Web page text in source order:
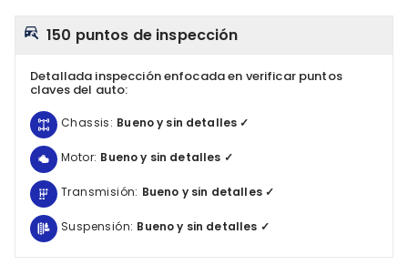
150 puntos de inspección
Detallada inspección enfocada en verificar puntos
claves del auto:
Chassis: Bueno y sin detalles ✓
Motor: Bueno y sin detalles ✓
Transmisión: Bueno y sin detalles ✓
Suspensión: Bueno y sin detalles ✓